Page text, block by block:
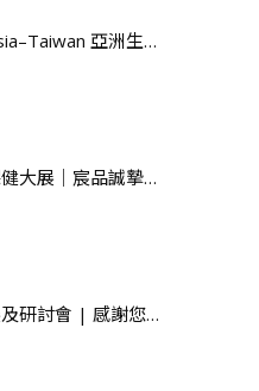
2026 BIO Asia–Taiwan 亞洲生技大展暨新品發表研討會圓滿落幕
2026 生技保健大展｜宸品誠摯邀請舊雨新知蒞臨指導
2025 生技展及研討會 | 感謝您蒞臨